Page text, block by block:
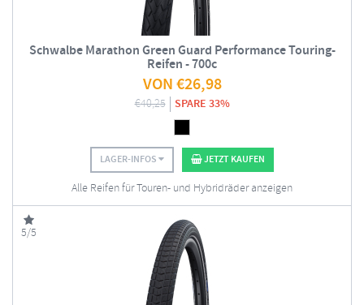
Schwalbe Marathon Green Guard Performance Touring-
Reifen - 700c
VON€26,98
€40,25 SPARE 33%
LAGER-INFOS JETZT KAUFEN
Alle Reifen für Touren- und Hybridräder anzeigen
5/5